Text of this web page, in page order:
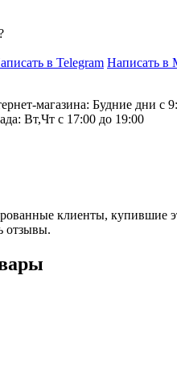
в Telegram Написать в
магазина: Будние дни с
Вт,Чт с 17:00 до 19:00
клиенты, купившие
отзывы.